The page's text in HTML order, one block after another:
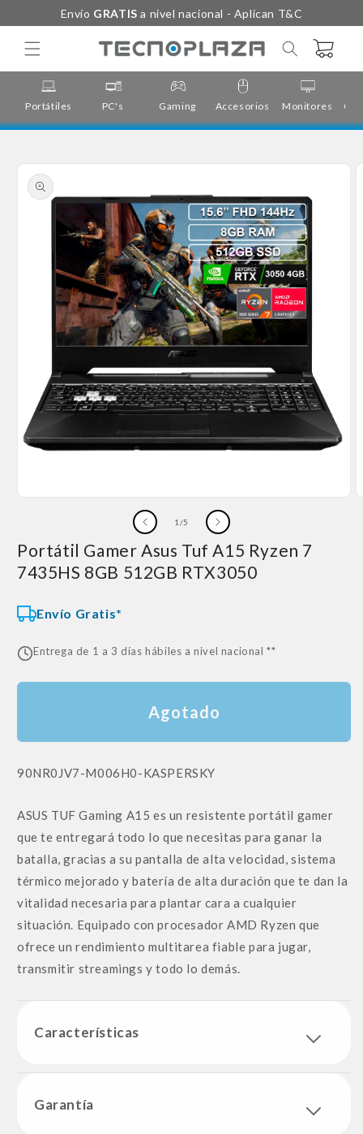
directamente
Envío GRATISa nivel nacional - Aplican T&C
Carrito
Portátiles PC's Gaming Accesorios Monitores
directamente
a la
información
del producto
en
ventana
1 /de5
Portátil Gamer Asus Tuf A15 Ryzen 7
7435HS 8GB 512GB RTX3050
Envío Gratis*
Entrega de 1 a 3 días hábiles a nivel nacional **
Agotado
SKU:
90NR0JV7-M006H0-KASPERSKY
ASUS TUF Gaming A15 es un resistente portátil gamer
que te entregará todo lo que necesitas para ganar la
batalla, gracias a su pantalla de alta velocidad, sistema
térmico mejorado y batería de alta duración que te dan la
vitalidad necesaria para plantar cara a cualquier
situación. Equipado con procesador AMD Ryzen que
ofrece un rendimiento multitarea fiable para jugar,
transmitir streamings y todo lo demás.
Características
Garantía